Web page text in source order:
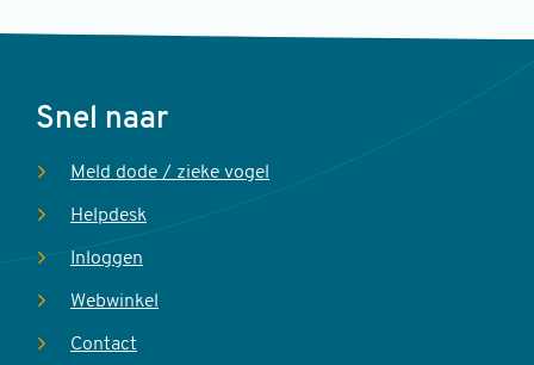
Voet
Snel naar
Meld dode / zieke vogel
Helpdesk
Inloggen
Webwinkel
Contact